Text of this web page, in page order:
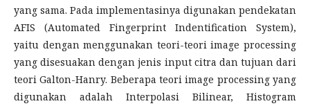
yang sama. Pada implementasinya digunakan pendekatan
AFIS (Automated Fingerprint Indentification System),
yaitu dengan menggunakan teori-teori image processing
yang disesuakan dengan jenis input citra dan tujuan dari
teori Galton-Hanry. Beberapa teori image processing yang
digunakan adalah Interpolasi Bilinear, Histogram